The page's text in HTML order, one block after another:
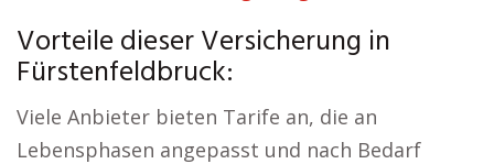
Vorteile dieser Versicherung in
Fürstenfeldbruck:
Viele Anbieter bieten Tarife an, die an
Lebensphasen angepasst und nach Bedarf